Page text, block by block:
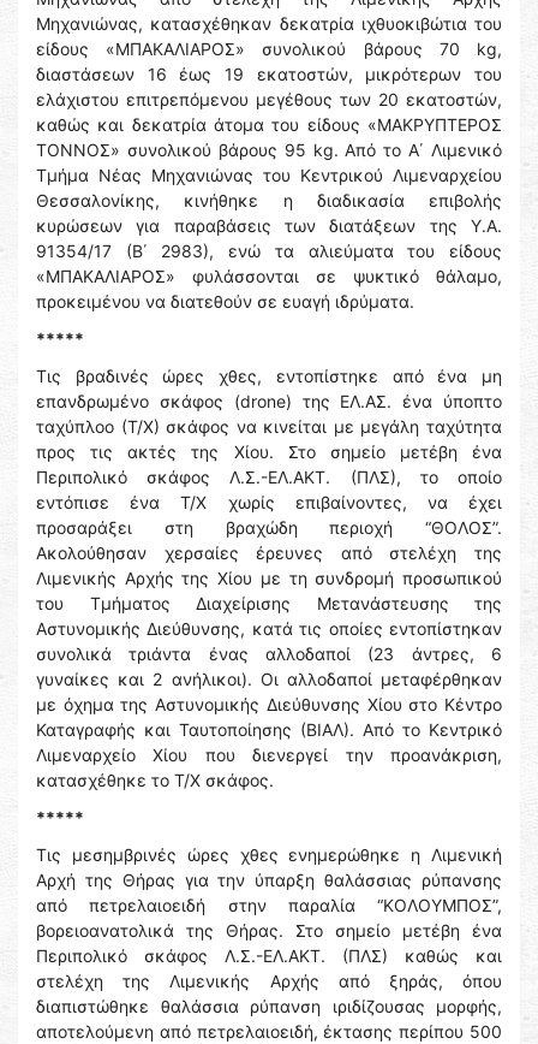
Μηχανιώνας, κατασχέθηκαν δεκατρία ιχθυοκιβώτια του
είδους «ΜΠΑΚΑΛΙΑΡΟΣ» συνολικού βάρους 70 kg,
διαστάσεων 16 έως 19 εκατοστών, μικρότερων του
ελάχιστου επιτρεπόμενου μεγέθους των 20 εκατοστών,
καθώς και δεκατρία άτομα του είδους «ΜΑΚΡΥΠΤΕΡΟΣ
ΤΟΝΝΟΣ» συνολικού βάρους 95 kg. Από το Α΄ Λιμενικό
Τμήμα Νέας Μηχανιώνας του Κεντρικού Λιμεναρχείου
Θεσσαλονίκης, κινήθηκε η διαδικασία επιβολής
κυρώσεων για παραβάσεις των διατάξεων της Υ.Α.
91354/17 (Β΄ 2983), ενώ τα αλιεύματα του είδους
«ΜΠΑΚΑΛΙΑΡΟΣ» φυλάσσονται σε ψυκτικό θάλαμο,
προκειμένου να διατεθούν σε ευαγή ιδρύματα.
*****
Τις βραδινές ώρες χθες, εντοπίστηκε από ένα μη
επανδρωμένο σκάφος (drone) της ΕΛ.ΑΣ. ένα ύποπτο
ταχύπλοο (Τ/Χ) σκάφος να κινείται με μεγάλη ταχύτητα
προς τις ακτές της Χίου. Στο σημείο μετέβη ένα
Περιπολικό σκάφος Λ.Σ.-ΕΛ.ΑΚΤ. (ΠΛΣ), το οποίο
εντόπισε ένα Τ/Χ χωρίς επιβαίνοντες, να έχει
προσαράξει στη βραχώδη περιοχή “ΘΟΛΟΣ”.
Ακολούθησαν χερσαίες έρευνες από στελέχη της
Λιμενικής Αρχής της Χίου με τη συνδρομή προσωπικού
του Τμήματος Διαχείρισης Μετανάστευσης της
Αστυνομικής Διεύθυνσης, κατά τις οποίες εντοπίστηκαν
συνολικά τριάντα ένας αλλοδαποί (23 άντρες, 6
γυναίκες και 2 ανήλικοι). Οι αλλοδαποί μεταφέρθηκαν
με όχημα της Αστυνομικής Διεύθυνσης Χίου στο Κέντρο
Καταγραφής και Ταυτοποίησης (ΒΙΑΛ). Από το Κεντρικό
Λιμεναρχείο Χίου που διενεργεί την προανάκριση,
κατασχέθηκε το Τ/Χ σκάφος.
*****
Τις μεσημβρινές ώρες χθες ενημερώθηκε η Λιμενική
Αρχή της Θήρας για την ύπαρξη θαλάσσιας ρύπανσης
από πετρελαιοειδή στην παραλία “ΚΟΛΟΥΜΠΟΣ”,
βορειοανατολικά της Θήρας. Στο σημείο μετέβη ένα
Περιπολικό σκάφος Λ.Σ.-ΕΛ.ΑΚΤ. (ΠΛΣ) καθώς και
στελέχη της Λιμενικής Αρχής από ξηράς, όπου
διαπιστώθηκε θαλάσσια ρύπανση ιριδίζουσας μορφής,
αποτελούμενη από πετρελαιοειδή, έκτασης περίπου 500